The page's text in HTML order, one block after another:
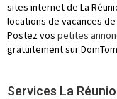
sites internet de La
locations de vacances de
Postez vos petites
gratuitement sur
Services La